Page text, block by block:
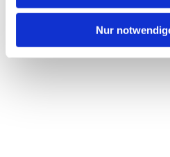
Nur